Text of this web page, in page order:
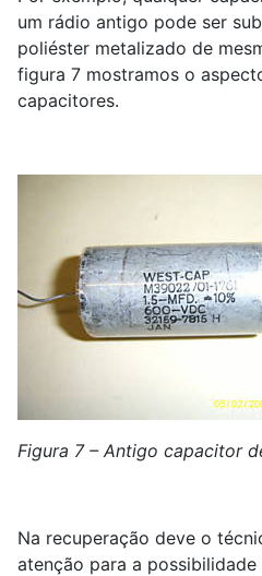
um rádio antigo pode ser
poliéster metalizado de
figura 7 mostramos o
capacitores.
Figura 7 – Antigo capacitor
Na recuperação deve o
atenção para a